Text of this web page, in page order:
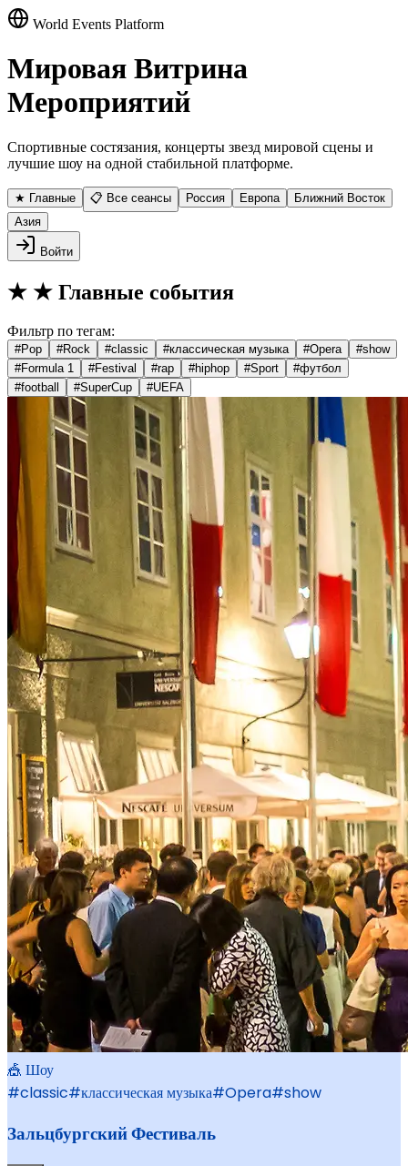
World Events Platform
Мировая Витрина
Мероприятий
Спортивные состязания, концерты звезд мировой сцены и
лучшие шоу на одной стабильной платформе.
★ Главные 📋 Все сеансы Россия Европа
Ближний Восток
Азия
Войти
★ ★ Главные события
Фильтр по тегам:
#Pop #Rock #classic #классическая музыка #Opera #show
#Formula 1 #Festival #rap #hiphop #Sport #футбол
#football #SuperCup #UEFA
🎪 Шоу
#classic#классическая музыка#Opera#show
Зальцбургский Фестиваль